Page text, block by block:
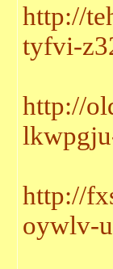
http://
tyfvi-
http://
http://
oywlv-